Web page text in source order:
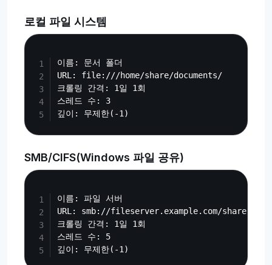
로컬 파일 시스템
이름: 문서 폴더
URL: file:///home/share/documents/
크롤링 간격: 1일 1회
스레드 수: 3
SMB/CIFS(Windows 파일 공유)
이름: 파일 서버
URL: smb://fileserver.example.com/share/
크롤링 간격: 1일 1회
스레드 수: 5